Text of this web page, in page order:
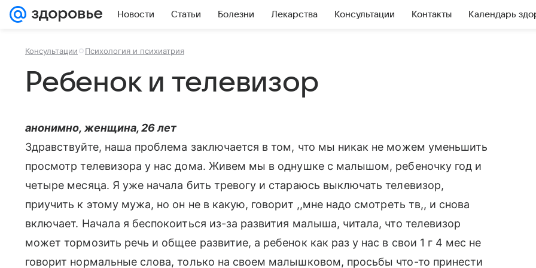
Новости Статьи Болезни Лекарства Консультации Контакты Календарь
Консультации Психология и психиатрия
Ребенок и телевизор
анонимно, женщина, 26 лет
Здравствуйте, наша проблема заключается в том, что мы никак не можем уменьшить
просмотр телевизора у нас дома. Живем мы в однушке с малышом, ребеночку год и
четыре месяца. Я уже начала бить тревогу и стараюсь выключать телевизор,
приучить к этому мужа, но он не в какую, говорит ,,мне надо смотреть тв,, и снова
включает. Начала я беспокоиться из-за развития малыша, читала, что телевизор
может тормозить речь и общее развитие, а ребенок как раз у нас в свои 1 г 4 мес не
говорит нормальные слова, только на своем малышковом, просьбы что-то принести